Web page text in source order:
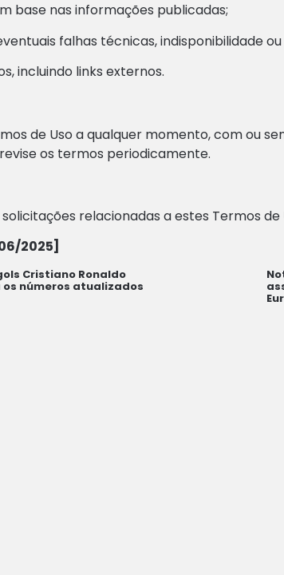
base nas informações publicadas;
falhas técnicas, indisponibilidade
incluindo links externos.
de Uso a qualquer momento, com ou
os termos periodicamente.
solicitações relacionadas a estes Termos
2025]
Cristiano Ronaldo
os números atualizados